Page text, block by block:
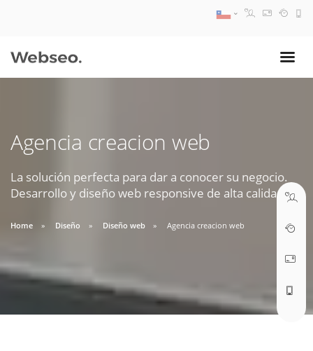
Agencia creacion web
La solución perfecta para dar a conocer su negocio.
Desarrollo y diseño web responsive de alta calidad.
Home Diseño Diseño web Agencia creacion web
09:30 AM A 18:30 PM
soporte@webseo.cl